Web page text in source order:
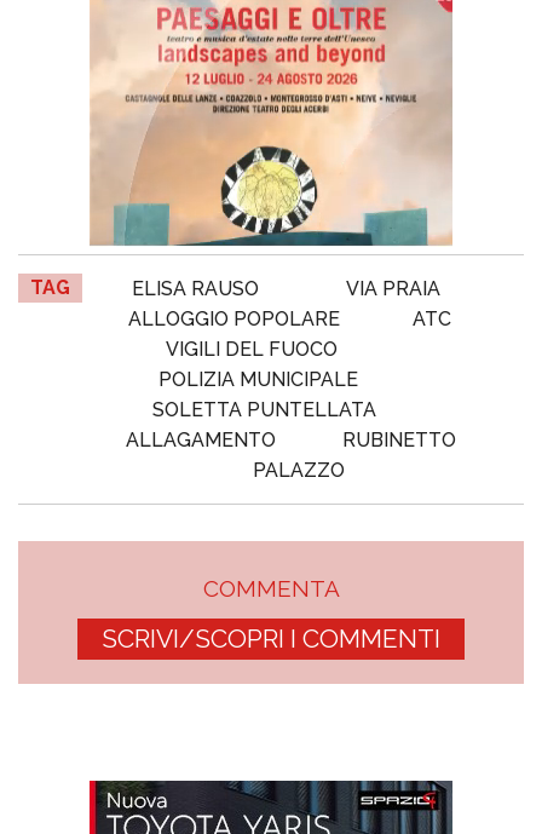
TAG ELISA RAUSO
VIA PRAIA
ALLOGGIO POPOLARE
ATC
VIGILI DEL FUOCO
POLIZIA MUNICIPALE
SOLETTA PUNTELLATA
ALLAGAMENTO
RUBINETTO
PALAZZO
COMMENTA
SCRIVI/SCOPRI I COMMENTI